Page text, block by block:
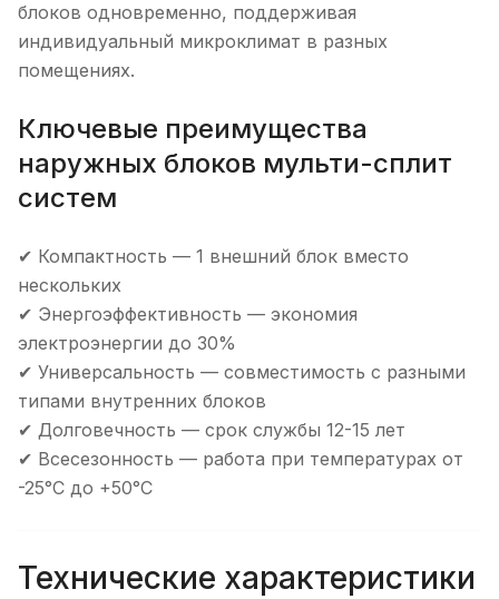
блоков одновременно, поддерживая
индивидуальный микроклимат в разных
помещениях.
Ключевые преимущества
наружных блоков мульти-сплит
систем
✔ Компактность — 1 внешний блок вместо
нескольких
✔ Энергоэффективность — экономия
электроэнергии до 30%
✔ Универсальность — совместимость с разными
типами внутренних блоков
✔ Долговечность — срок службы 12-15 лет
✔ Всесезонность — работа при температурах от
-25°C до +50°C
Технические характеристики